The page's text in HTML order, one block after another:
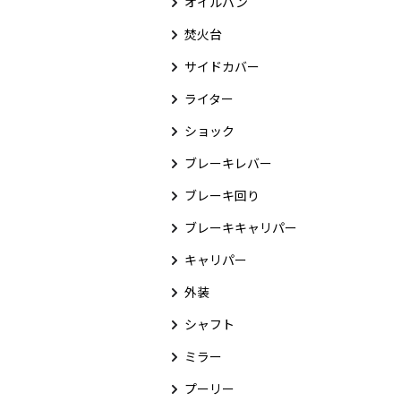
焚火台
サイドカバー
ライター
ショック
ブレーキレバー
ブレーキ回り
ブレーキキャリパー
キャリパー
外装
シャフト
ミラー
プーリー